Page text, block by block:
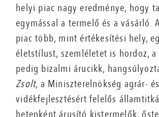
helyi piac nagy eredménye, hogy
egymással a termelő és a vásárló.
piac több, mint értékesítési hely,
életstílust, szemléletet is hordoz,
pedig bizalmi árucikk,
Zsolt, a Miniszterelnökség agrár- és
vidékfejlesztésért felelős
hetenként árusító kistermelők,